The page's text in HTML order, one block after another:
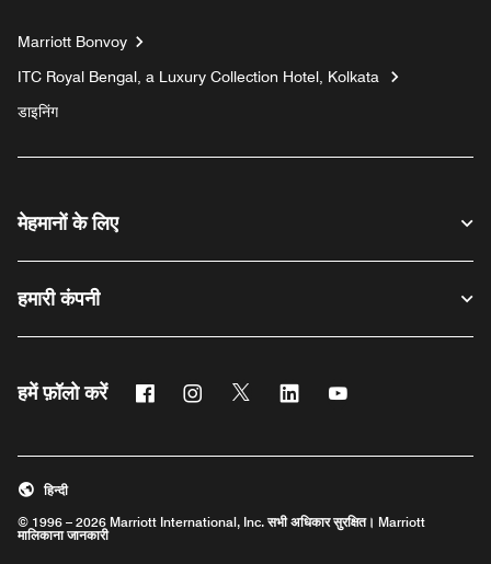
Marriott Bonvoy
ITC Royal Bengal, a Luxury Collection Hotel, Kolkata
डाइनिंग
मेहमानों के लिए
हमारी कंपनी
हमें फ़ॉलो करें फेसबुक इंस्टाग्राम ट्विटर लिंक्डिन
© 1996 – 2026 Marriott International, Inc. सभी अधिकार सुरक्षित। Marriott
मालिकाना जानकारी
हिन्दी